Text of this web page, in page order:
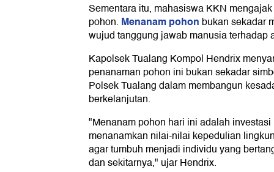
Sementara itu, mahasiswa KKN
pohon. Menanam pohon bukan sekadar
wujud tanggung jawab manusia terhadap
Kapolsek Tualang Kompol Hendrix
penanaman pohon ini bukan sekadar
Polsek Tualang dalam membangun
berkelanjutan.
"Menanam pohon hari ini adalah
menanamkan nilai-nilai kepedulian
agar tumbuh menjadi individu yang
dan sekitarnya," ujar Hendrix.